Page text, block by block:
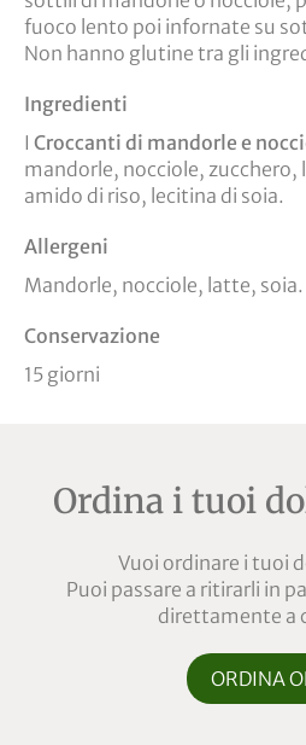
fuoco lento poi infornate su
Non hanno glutine tra gli
Ingredienti
I Croccanti di mandorle e
mandorle, nocciole,
amido di riso, lecitina di soia.
Allergeni
Mandorle, nocciole, latte, soia.
Conservazione
15 giorni
Ordina i tuoi
Vuoi ordinare i tuoi
Puoi passare a ritirarli in
direttamente a
ORDINA